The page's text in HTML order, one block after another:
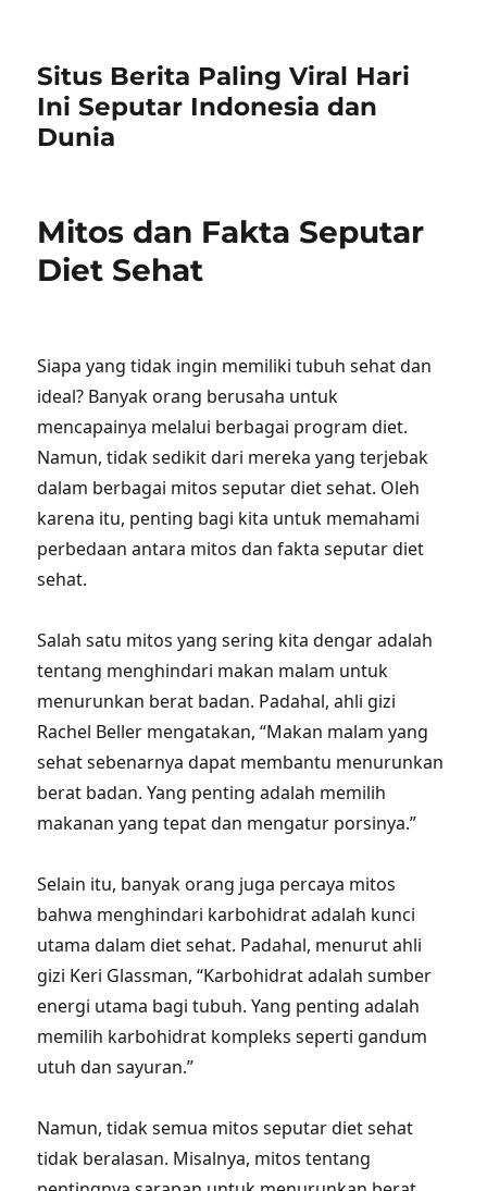
Situs Berita Paling Viral Hari
Ini Seputar Indonesia dan
Dunia
Mitos dan Fakta Seputar
Diet Sehat
Siapa yang tidak ingin memiliki tubuh sehat dan
ideal? Banyak orang berusaha untuk
mencapainya melalui berbagai program diet.
Namun, tidak sedikit dari mereka yang terjebak
dalam berbagai mitos seputar diet sehat. Oleh
karena itu, penting bagi kita untuk memahami
perbedaan antara mitos dan fakta seputar diet
sehat.
Salah satu mitos yang sering kita dengar adalah
tentang menghindari makan malam untuk
menurunkan berat badan. Padahal, ahli gizi
Rachel Beller mengatakan, “Makan malam yang
sehat sebenarnya dapat membantu menurunkan
berat badan. Yang penting adalah memilih
makanan yang tepat dan mengatur porsinya.”
Selain itu, banyak orang juga percaya mitos
bahwa menghindari karbohidrat adalah kunci
utama dalam diet sehat. Padahal, menurut ahli
gizi Keri Glassman, “Karbohidrat adalah sumber
energi utama bagi tubuh. Yang penting adalah
memilih karbohidrat kompleks seperti gandum
utuh dan sayuran.”
Namun, tidak semua mitos seputar diet sehat
tidak beralasan. Misalnya, mitos tentang